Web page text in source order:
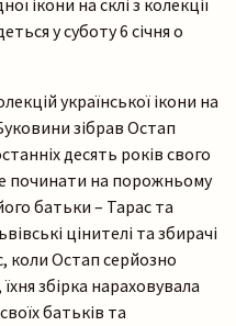
ікони на склі з колекції
у суботу 6 січня о
української ікони на
зібрав Остап
десять років свого
починати на порожньому
батьки – Тарас та
цінителі та збирачі
коли Остап серйозно
збірка нараховувала
батьків та